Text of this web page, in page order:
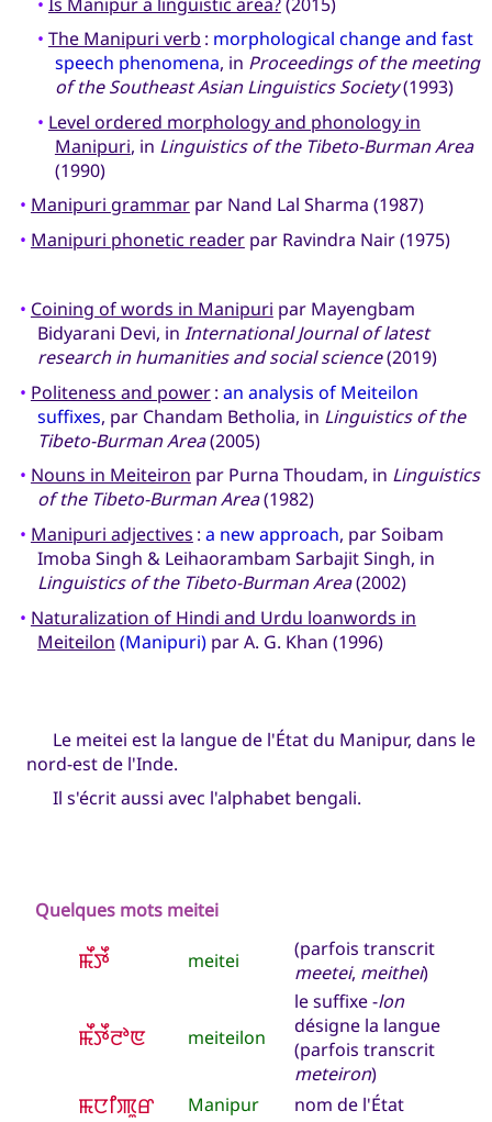
• The Manipuri verb : morphological change and fast
speech phenomena, in Proceedings of the meeting
of the Southeast Asian Linguistics Society(1993)
• Level ordered morphology and phonology in
Manipuri, in Linguistics of the Tibeto-Burman Area
(1990)
• Manipuri grammarpar Nand Lal Sharma (1987)
• Manipuri phonetic readerpar Ravindra Nair (1975)
• Coining of words in Manipuri par Mayengbam
Bidyarani Devi, in International Journal of latest
research in humanities and social science(2019)
• Politeness and power: an analysis of Meiteilon
suffixes, par Chandam Betholia, in Linguistics of the
Tibeto-Burman Area(2005)
• Nouns in Meiteiron par Purna Thoudam, in Linguistics
of the Tibeto-Burman Area(1982)
• Manipuri adjectives : a new approach, par Soibam
Imoba Singh & Leihaorambam Sarbajit Singh, in
Linguistics of the Tibeto-Burman Area(2002)
• Naturalization of Hindi and Urdu loanwords in
Meiteilon (Manipuri)par A. G. Khan (1996)
Le meitei est la langue de l'État du Manipur, dans le
nord-est de l'Inde.
Il s'écrit aussi avec l'alphabet bengali.
Quelques mots meitei
ꯃꯩꯇꯩ meitei
(parfois transcrit
meetei, meithei)
ꯃꯩꯇꯩꯂꯣꯟ meiteilon
le suffixe -lon
désigne la langue
(parfois transcrit
meteiron)
ꯃꯅꯤꯄꯨꯔ Manipur nom de l'État